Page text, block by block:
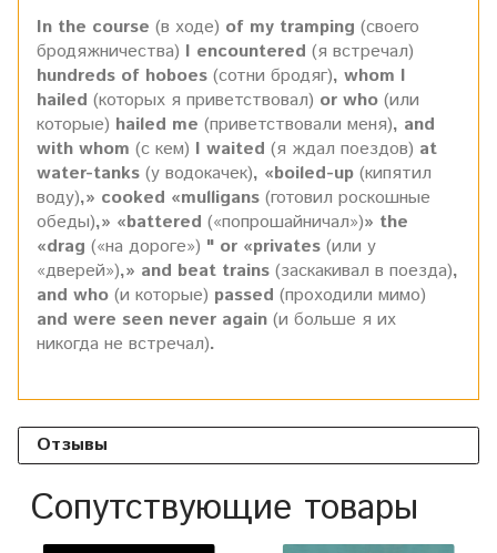
In the course (в ходе) of my tramping (своего
бродяжничества) I encountered (я встречал)
hundreds of hoboes (сотни бродяг), whom I
hailed (которых я приветствовал) or who (или
которые) hailed me (приветствовали меня), and
with whom (с кем) I waited (я ждал поездов) at
water-tanks (у водокачек), «boiled-up (кипятил
воду),» cooked «mulligans (готовил роскошные
обеды),» «battered («попрошайничал»)» the
«drag («на дороге») " or «privates (или у
«дверей»),» and beat trains (заскакивал в поезда),
and who (и которые) passed (проходили мимо)
and were seen never again (и больше я их
никогда не встречал).
Отзывы
Сопутствующие товары